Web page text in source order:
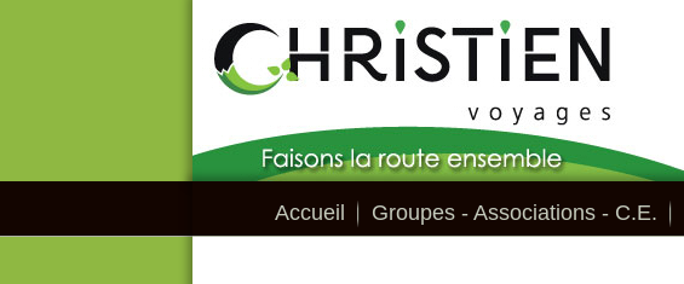
Accueil Groupes - Associations - C.E.